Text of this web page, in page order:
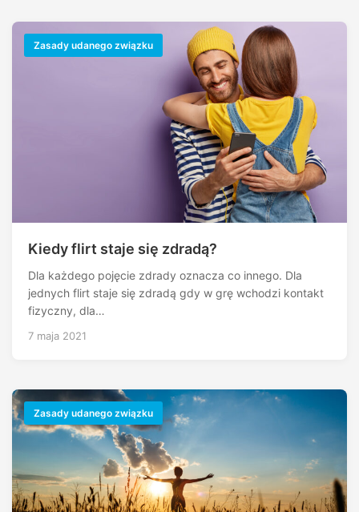
Zasady udanego związku
Kiedy flirt staje się zdradą?
Dla każdego pojęcie zdrady oznacza co innego. Dla
jednych flirt staje się zdradą gdy w grę wchodzi kontakt
fizyczny, dla…
7 maja 2021
Zasady udanego związku